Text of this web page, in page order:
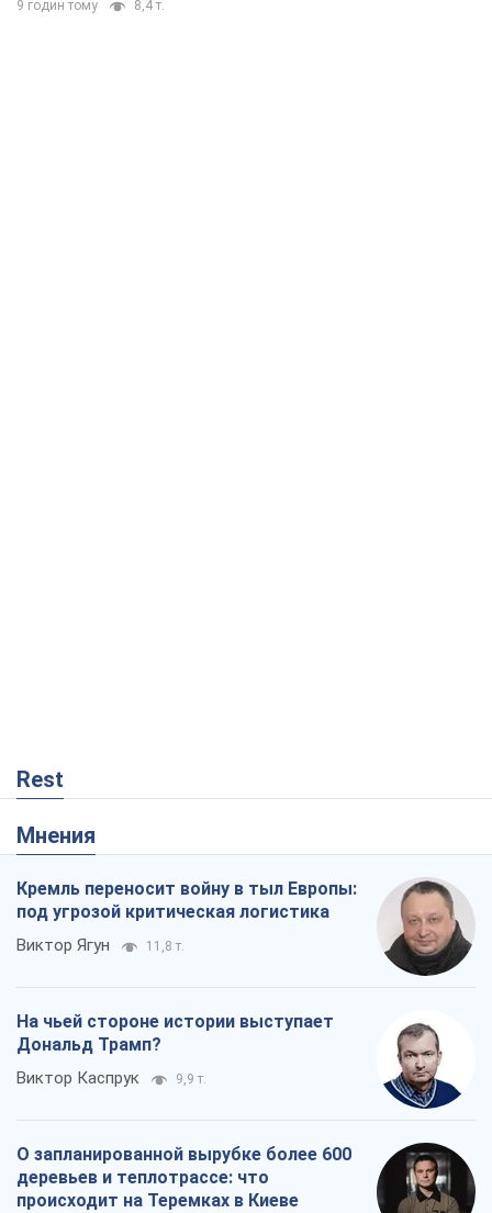
9 годин тому 8,4 т.
Rest
Мнения
Кремль переносит войну в тыл Европы:
под угрозой критическая логистика
Виктор Ягун 11,8 т.
На чьей стороне истории выступает
Дональд Трамп?
Виктор Каспрук 9,9 т.
О запланированной вырубке более 600
деревьев и теплотрассе: что
происходит на Теремках в Киеве